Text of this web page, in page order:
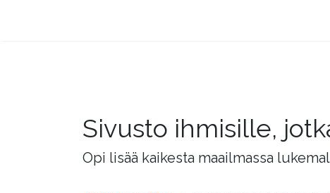
Sivusto ihmisille,
Opi lisää kaikesta maailmassa